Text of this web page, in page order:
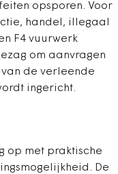
opsporen. Voor
handel, illegaal
F4 vuurwerk
om aanvragen
de verleende
ingericht.
op met praktische
De